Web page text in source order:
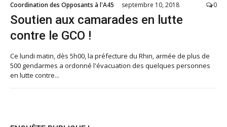
Coordination des Opposants à l'A45 septembre 10, 2018 0
Soutien aux camarades en lutte
contre le GCO !
Ce lundi matin, dès 5h00, la préfecture du Rhin, armée de plus de
500 gendarmes a ordonné l'évacuation des quelques personnes
en lutte contre...